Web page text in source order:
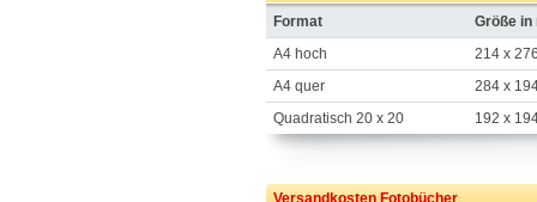
Format
Größe in
A4 hoch
214 x
A4 quer
284 x
Quadratisch 20 x 20
192 x
Versandkosten Fotobücher